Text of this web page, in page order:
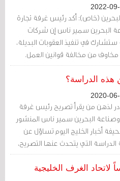
(خاص): أكد رئيس غرفة تجارة
البحرين سمير ناس إن شركات
في تنفيذ العقوبات البديلة،
من مخالفة قوانين العمل.
الدراسة؟
لذهن من يقرأ تصريح رئيس غرفة
وصناعة البحرين سمير ناس المنشور
أخبار الخليج اليوم تساؤل عن
الدراسة التي يتحدث عنها التصريح،
يتملص الرجل منها؟
الغرف الخليجية